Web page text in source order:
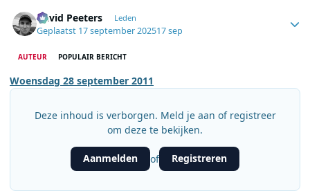
David Peeters Leden
Geplaatst 17 september 202517 sep
AUTEUR POPULAIR BERICHT
Woensdag 28 september 2011
Deze inhoud is verborgen. Meld je aan of registreer
om deze te bekijken.
Aanmelden of Registreren